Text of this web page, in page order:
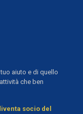
aiuto e di quello
che ben
socio del